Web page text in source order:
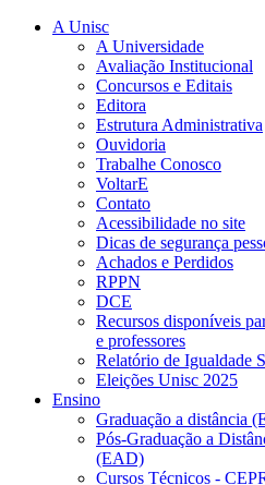
A Unisc
A Universidade
Avaliação Institucional
Concursos e Editais
Editora
Estrutura Administrativa
Ouvidoria
Trabalhe Conosco
VoltarE
Contato
Acessibilidade no site
Dicas de segurança
Achados e Perdidos
RPPN
DCE
Recursos disponíveis
e professores
Relatório de Igualdade
Eleições Unisc 2025
Ensino
Graduação a distância
Pós-Graduação a
(EAD)
Cursos Técnicos -